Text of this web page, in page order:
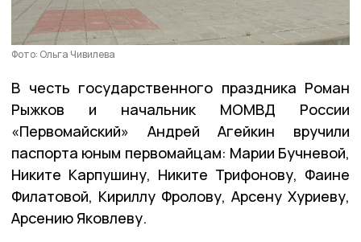
Фото: Ольга Чивилева
В честь государственного праздника Роман
Рыжков и начальник МОМВД России
«Первомайский» Андрей Агейкин вручили
паспорта юным первомайцам: Марии Бучневой,
Никите Карпушину, Никите Трифонову, Фаине
Филатовой, Кириллу Фролову, Арсену Хуриеву,
Арсению Яковлеву.